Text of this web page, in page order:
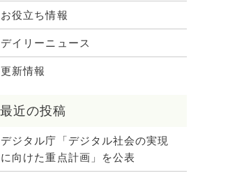
お役立ち情報
デイリーニュース
更新情報
デジタル庁「デジタル社会の実現
に向けた重点計画」を公表